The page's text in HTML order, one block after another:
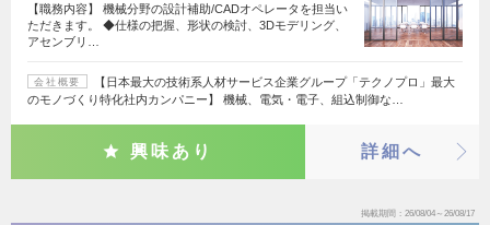
【職務内容】 機械分野の設計補助/CADオペレータを担当い
ただきます。 ◆仕様の把握、形状の検討、3Dモデリング、
アセンブリ…
会社概要
【日本最大の技術系人材サービス企業グループ「テクノプロ」最大
のモノづくり特化社内カンパニー】 機械、電気・電子、組込制御な…
興味あり 詳細へ
掲載期間 26/08/04～26/08/17